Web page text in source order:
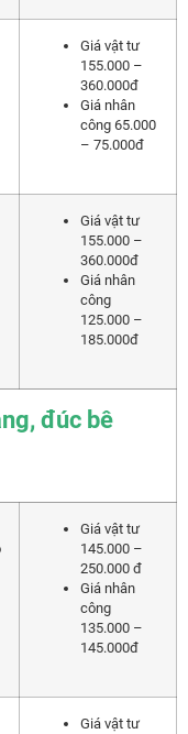
Giá vật tư
155.000 –
360.000đ
Giá nhân
công 65.000
– 75.000đ
Giá vật tư
155.000 –
360.000đ
Giá nhân
công
125.000 –
185.000đ
đúc bê
Giá vật tư
145.000 –
250.000 đ
Giá nhân
công
135.000 –
145.000đ
Giá vật tư